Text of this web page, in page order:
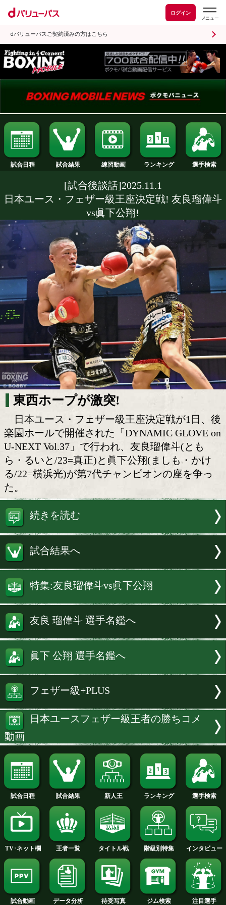
ログイン
dバリューパスご契約済みの方はこちら
試合日程 試合結果 練習動画 ランキング
[試合後談話]2025.11.1
日本ユース・フェザー級王座決定戦! 友
vs眞下公翔!
東西ホープが激突!
日本ユース・フェザー級王座決定戦が
楽園ホールで開催された「DYNAMIC
U-NEXT Vol.37」で行われ、友良瑠偉斗(
ら・るいと/23=真正)と眞下公翔(ましも
る/22=横浜光)が第7代チャンピオンの座
た。
続きを読む
試合結果へ
特集:友良瑠偉斗vs眞下公翔
友良 瑠偉斗 選手名鑑へ
眞下 公翔 選手名鑑へ
フェザー級+PLUS
日本ユースフェザー級王者の勝ち
動画